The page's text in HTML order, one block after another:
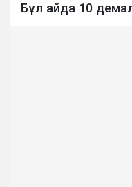
Бұл айда 10